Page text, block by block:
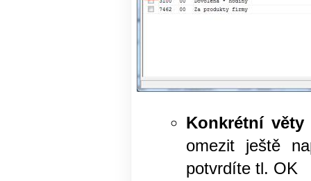
Konkrétní
omezit ještě
potvrdíte tl. OK